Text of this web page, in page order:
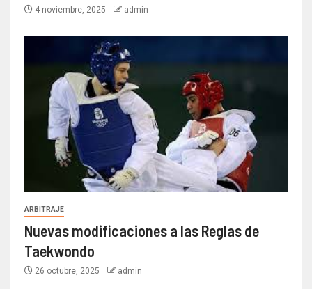
4 noviembre, 2025 admin
ARBITRAJE
Nuevas modificaciones a las Reglas de
Taekwondo
26 octubre, 2025 admin